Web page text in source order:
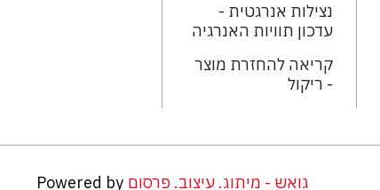
נצילות אנרגטית -
עדכון תוויות האנרגיה
קריאה להחזרת מוצר
- ריקול
Powered by גואש - מיתוג. עיצוב. פרסום